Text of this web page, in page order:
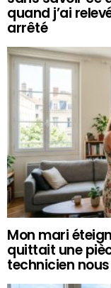
quand j’ai
arrêté
Mon mari
quittait une
technicien